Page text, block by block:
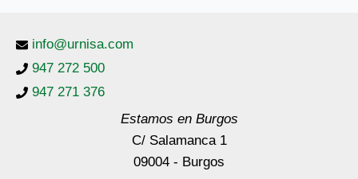
info@urnisa.com
947 272 500
947 271 376
Estamos en Burgos
C/ Salamanca 1
09004 - Burgos